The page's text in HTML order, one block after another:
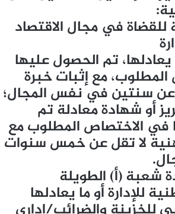
للقضاة في مجال الاقتصاد
يعادلها، تم الحصول عليها
مع إثبات خبرة
عن سنتين في نفس المجال؛
أو شهادة معادلة تم
في الاختصاص المطلوب مع
لا تقل عن خمس سنوات
شعبة (أ) الطويلة
للإدارة أو ما يعادلها